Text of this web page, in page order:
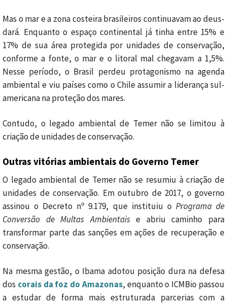
Mas o mar e a zona costeira brasileiros continuavam ao deus-
dará. Enquanto o espaço continental já tinha entre 15% e
17% de sua área protegida por unidades de conservação,
conforme a fonte, o mar e o litoral mal chegavam a 1,5%.
Nesse período, o Brasil perdeu protagonismo na agenda
ambiental e viu países como o Chile assumir a liderança sul-
americana na proteção dos mares.
Contudo, o legado ambiental de Temer não se limitou à
criação de unidades de conservação.
Outras vitórias ambientais do Governo Temer
O legado ambiental de Temer não se resumiu à criação de
unidades de conservação. Em outubro de 2017, o governo
assinou o Decreto nº 9.179, que instituiu o Programa de
Conversão de Multas Ambientaise abriu caminho para
transformar parte das sanções em ações de recuperação e
conservação.
Na mesma gestão, o Ibama adotou posição dura na defesa
dos corais da foz do Amazonas, enquanto o ICMBio passou
a estudar de forma mais estruturada parcerias com a